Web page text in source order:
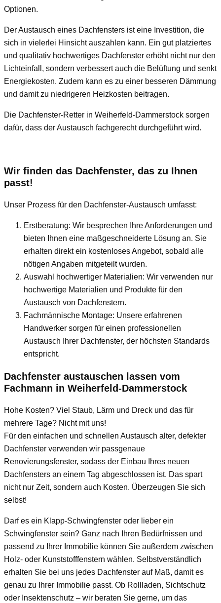
Optionen.
Der Austausch eines Dachfensters ist eine Investition, die
sich in vielerlei Hinsicht auszahlen kann. Ein gut platziertes
und qualitativ hochwertiges Dachfenster erhöht nicht nur den
Lichteinfall, sondern verbessert auch die Belüftung und senkt
Energiekosten. Zudem kann es zu einer besseren Dämmung
und damit zu niedrigeren Heizkosten beitragen.
Die Dachfenster-Retter in Weiherfeld-Dammerstock sorgen
dafür, dass der Austausch fachgerecht durchgeführt wird.
Wir finden das Dachfenster, das zu Ihnen
passt!
Unser Prozess für den Dachfenster-Austausch umfasst:
Erstberatung: Wir besprechen Ihre Anforderungen und
bieten Ihnen eine maßgeschneiderte Lösung an. Sie
erhalten direkt ein kostenloses Angebot, sobald alle
nötigen Angaben mitgeteilt wurden.
Auswahl hochwertiger Materialien: Wir verwenden nur
hochwertige Materialien und Produkte für den
Austausch von Dachfenstern.
Fachmännische Montage: Unsere erfahrenen
Handwerker sorgen für einen professionellen
Austausch Ihrer Dachfenster, der höchsten Standards
entspricht.
Dachfenster austauschen lassen vom
Fachmann in Weiherfeld-Dammerstock
Hohe Kosten? Viel Staub, Lärm und Dreck und das für
mehrere Tage? Nicht mit uns!
Für den einfachen und schnellen Austausch alter, defekter
Dachfenster verwenden wir passgenaue
Renovierungsfenster, sodass der Einbau Ihres neuen
Dachfensters an einem Tag abgeschlossen ist. Das spart
nicht nur Zeit, sondern auch Kosten. Überzeugen Sie sich
selbst!
Darf es ein Klapp-Schwingfenster oder lieber ein
Schwingfenster sein? Ganz nach Ihren Bedürfnissen und
passend zu Ihrer Immobilie können Sie außerdem zwischen
Holz- oder Kunststofffenstern wählen. Selbstverständlich
erhalten Sie bei uns jedes Dachfenster auf Maß, damit es
genau zu Ihrer Immobilie passt. Ob Rollladen, Sichtschutz
oder Insektenschutz – wir beraten Sie gerne, um das